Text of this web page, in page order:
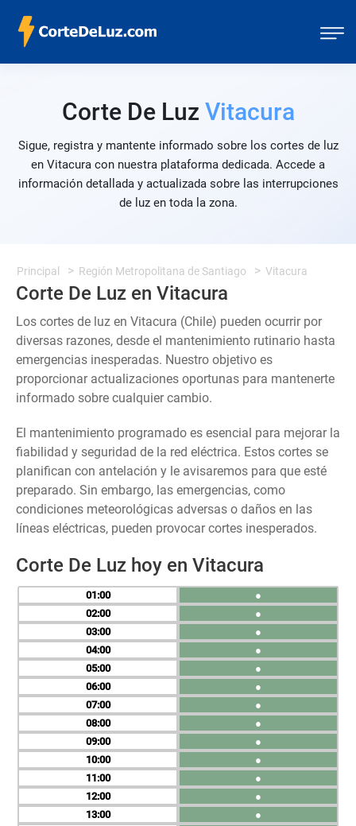
Corte De Luz Vitacura
Sigue, registra y mantente informado sobre los cortes de luz
en Vitacura con nuestra plataforma dedicada. Accede a
información detallada y actualizada sobre las interrupciones
de luz en toda la zona.
Principal Región Metropolitana de Santiago Vitacura
Corte De Luz en Vitacura
Los cortes de luz en Vitacura (Chile) pueden ocurrir por
diversas razones, desde el mantenimiento rutinario hasta
emergencias inesperadas. Nuestro objetivo es
proporcionar actualizaciones oportunas para mantenerte
informado sobre cualquier cambio.
El mantenimiento programado es esencial para mejorar la
fiabilidad y seguridad de la red eléctrica. Estos cortes se
planifican con antelación y le avisaremos para que esté
preparado. Sin embargo, las emergencias, como
condiciones meteorológicas adversas o daños en las
líneas eléctricas, pueden provocar cortes inesperados.
Corte De Luz hoy en Vitacura
01
02
03
04
05
06
07
08
09
10
11
12
13
●
●
●
●
●
●
●
●
●
●
●
●
●